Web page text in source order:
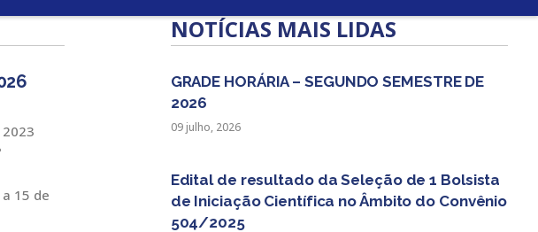
15 de
NOTÍCIAS MAIS LIDAS
GRADE HORÁRIA – SEGUNDO SEMESTRE DE
2026
09 julho, 2026
Edital de resultado da Seleção de 1 Bolsista
de Iniciação Científica no Âmbito do Convênio
504/2025